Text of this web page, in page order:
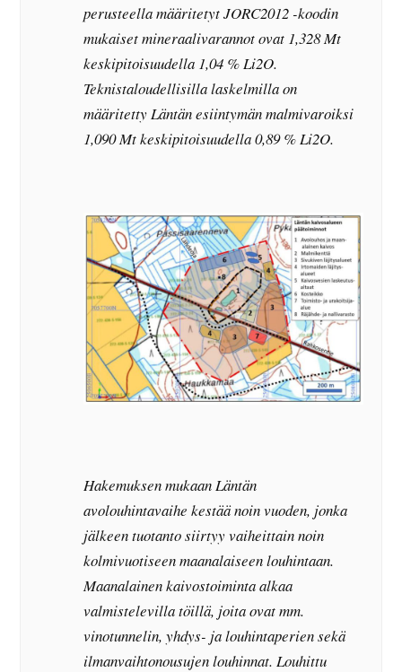
perusteella määritetyt JORC2012 -koodin
mukaiset mineraalivarannot ovat 1,328 Mt
keskipitoisuudella 1,04 % Li2O.
Teknistaloudellisilla laskelmilla on
määritetty Läntän esiintymän malmivaroiksi
1,090 Mt keskipitoisuudella 0,89 % Li2O.
Hakemuksen mukaan Läntän
avolouhintavaihe kestää noin vuoden, jonka
jälkeen tuotanto siirtyy vaiheittain noin
kolmivuotiseen maanalaiseen louhintaan.
Maanalainen kaivostoiminta alkaa
valmistelevilla töillä, joita ovat mm.
vinotunnelin, yhdys- ja louhintaperien sekä
ilmanvaihtonousujen louhinnat. Louhittu